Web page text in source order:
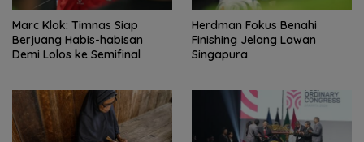
Marc Klok: Timnas Siap
Berjuang Habis-habisan
Demi Lolos ke Semifinal
Herdman Fokus Benahi
Finishing Jelang Lawan
Singapura